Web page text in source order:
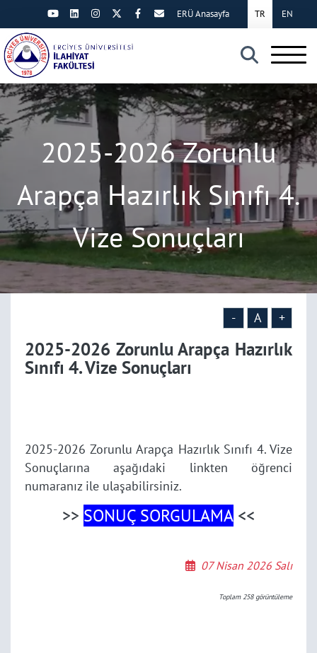
×
TR EN
ERÜ Anasayfa
2025-2026 Zorunlu
Arapça Hazırlık Sınıfı 4.
Vize Sonuçları
- A +
2025-2026 Zorunlu Arapça Hazırlık
Sınıfı 4. Vize Sonuçları
2025-2026 Zorunlu Arapça Hazırlık Sınıfı 4. Vize
Sonuçlarına aşağıdaki linkten öğrenci
numaranız ile ulaşabilirsiniz.
>> SONUÇ SORGULAMA <<
07 Nisan 2026 Salı
Toplam258görüntüleme